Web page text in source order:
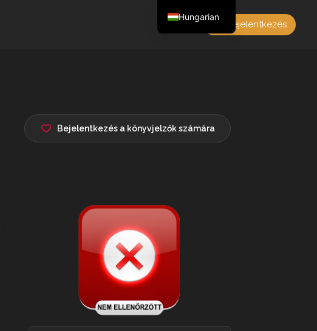
Bejelentkezés
Bejelentkezés a könyvjelzők számára
Hungarian
English
French